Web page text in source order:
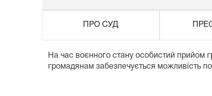
ПРО СУД
На час воєнного стану особистий прийом
громадянам забезпечується можливість